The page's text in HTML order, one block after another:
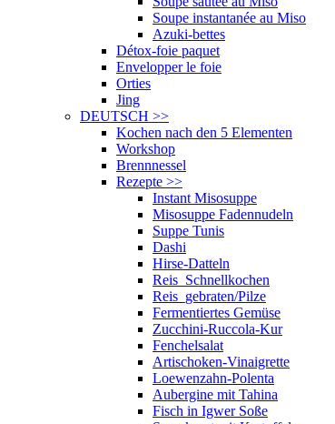
Soupe instantanée au Miso
Azuki-bettes
Détox-foie paquet
Envelopper le foie
Orties
Jing
DEUTSCH >>
Kochen nach den 5 Elementen
Workshop
Brennnessel
Rezepte >>
Instant Misosuppe
Misosuppe Fadennudeln
Suppe Tunis
Dashi
Hirse-Datteln
Reis_Schnellkochen
Reis_gebraten/Pilze
Fermentiertes Gemüse
Zucchini-Ruccola-Kur
Fenchelsalat
Artischoken-Vinaigrette
Loewenzahn-Polenta
Aubergine mit Tahina
Fisch in Igwer Soße